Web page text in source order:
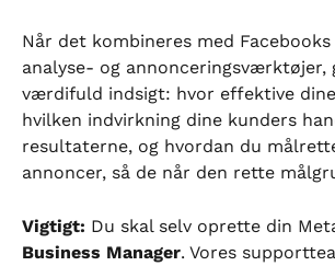
Når det kombineres med
analyse- og annonceringsværktøjer,
værdifuld indsigt: hvor effektive
hvilken indvirkning dine kunders
resultaterne, og hvordan du
annoncer, så de når den rette
Vigtigt: Du skal selv oprette din
Business Manager. Vores